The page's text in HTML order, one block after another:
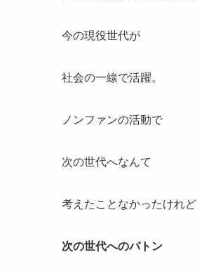
今の現役世代が
社会の一線で活躍。
ノンファンの活動で
次の世代へなんて
考えたことなかったけれど
次の世代へのバトン